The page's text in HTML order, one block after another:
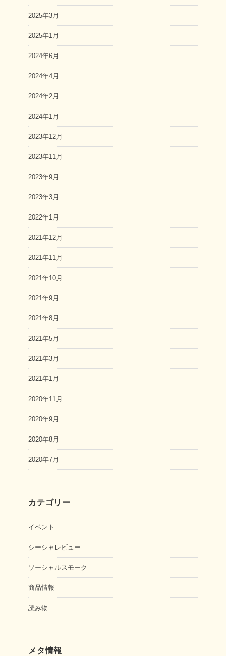
2025年3月
2025年1月
2024年6月
2024年4月
2024年2月
2024年1月
2023年12月
2023年11月
2023年9月
2023年3月
2022年1月
2021年12月
2021年11月
2021年10月
2021年9月
2021年8月
2021年5月
2021年3月
2021年1月
2020年11月
2020年9月
2020年8月
2020年7月
カテゴリー
イベント
シーシャレビュー
ソーシャルスモーク
商品情報
読み物
メタ情報